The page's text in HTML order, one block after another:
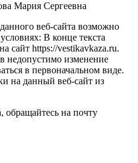
Мария Сергеевна
веб-сайта возможно
В конце текста
сайт https://vestikavkaza.ru.
недопустимо изменение
в первоначальном виде.
на данный веб-сайт из
обращайтесь на почту